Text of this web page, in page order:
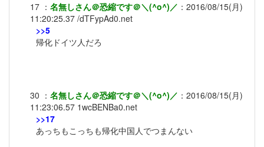
17 ： 名無しさん＠恐縮です＠＼(^o^)／ ： 2016/08/15(月)
11:20:25.37 /dTFypAd0.net
>>5
帰化ドイツ人だろ
30 ： 名無しさん＠恐縮です＠＼(^o^)／ ： 2016/08/15(月)
11:23:06.57 1wcBENBa0.net
>>17
あっちもこっちも帰化中国人でつまんない